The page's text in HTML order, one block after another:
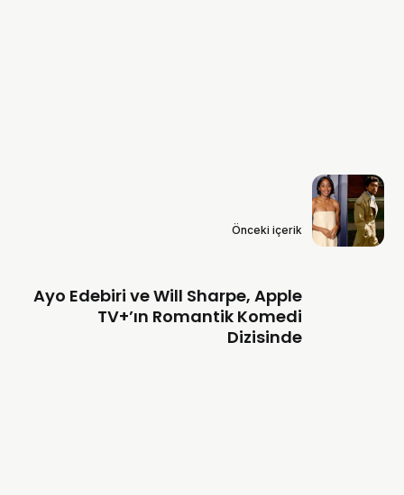
Önceki içerik
Ayo Edebiri ve Will Sharpe, Apple
TV+’ın Romantik Komedi
Dizisinde